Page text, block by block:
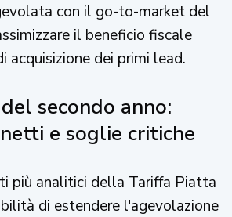
con il go-to-market del
il beneficio fiscale
acquisizione dei primi lead.
secondo anno:
e soglie critiche
più analitici della Tariffa Piatta
di estendere l'agevolazione